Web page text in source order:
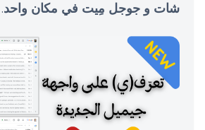
شات و جوجل مِيت في مكان واحد.